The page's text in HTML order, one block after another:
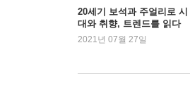
15 주얼리의 ‘라 돌체 비
TIP 일본 열도를 사로잡
TIP 소련의 다이아몬드
20세기 보석과 주얼리로 시
대와 취향, 트렌드를 읽다
2021년 07월 27일